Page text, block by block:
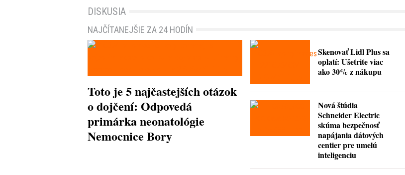
DISKUSIA
NAJČÍTANEJŠIE ZA 24 HODÍN
Toto je 5 najčastejších otázok
o dojčení: Odpovedá
primárka neonatológie
Nemocnice Bory
Skenovať Lidl Plus sa
oplatí: Ušetrite viac
ako 30% z nákupu
Nová štúdia
Schneider Electric
skúma bezpečnosť
napájania dátových
centier pre umelú
inteligenciu